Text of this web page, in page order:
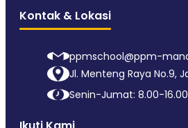
Kontak & Lokasi
ppmschool@ppm-
Jl. Menteng Raya No.9,
Senin-Jumat: 8.00-16.00